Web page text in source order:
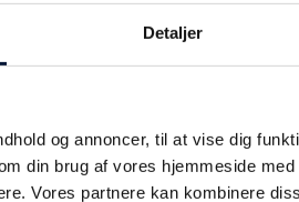
Detaljer
og annoncer, til at vise dig
din brug af vores hjemmeside
Vores partnere kan kombinere
og